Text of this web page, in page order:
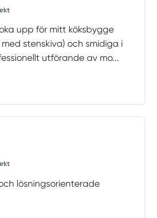
upp för mitt köksbygge
stenskiva) och smidiga i
utförande av mo...
lösningsorienterade